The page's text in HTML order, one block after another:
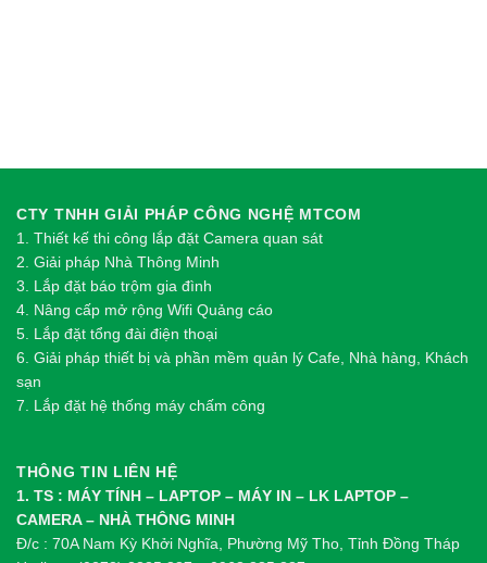
CTY TNHH GIẢI PHÁP CÔNG NGHỆ MTCOM
1. Thiết kế thi công lắp đặt Camera quan sát
2. Giải pháp Nhà Thông Minh
3. Lắp đặt báo trộm gia đình
4. Nâng cấp mở rộng Wifi Quảng cáo
5. Lắp đặt tổng đài điện thoại
6. Giải pháp thiết bị và phần mềm quản lý Cafe, Nhà hàng, Khách
sạn
7. Lắp đặt hệ thống máy chấm công
THÔNG TIN LIÊN HỆ
1. TS : MÁY TÍNH – LAPTOP – MÁY IN – LK LAPTOP –
CAMERA – NHÀ THÔNG MINH
Đ/c : 70A Nam Kỳ Khởi Nghĩa, Phường Mỹ Tho, Tỉnh Đồng Tháp